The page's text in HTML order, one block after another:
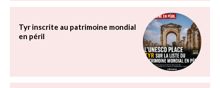
Tyr inscrite au patrimoine mondial
en péril